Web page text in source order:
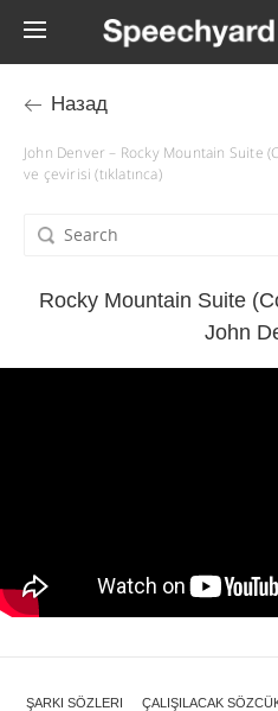
Назад
John Denver – Rocky Mountain Suite
ve çevirisi (tıklatınca)
Rocky Mountain Suite
John
ŞARKI SÖZLERI ÇALIŞILACAK